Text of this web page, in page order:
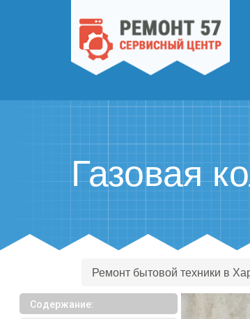
Газовая
Ремонт бытовой техники в
Содержание: